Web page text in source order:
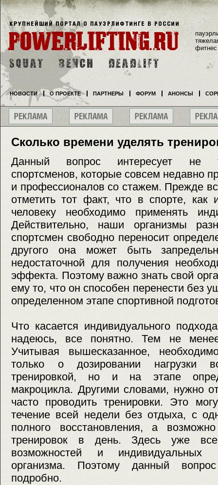
Сколько времени уделять
Данный вопрос интересует не
спортсменов, которые совсем недавно
и профессионалов со стажем. Прежде
отметить тот факт, что в спорте,
человеку необходимо применять
Действительно, наши организмы
спортсмен свободно переносит
другого она может быть
недостаточной для получения
эффекта. Поэтому важно знать свой
ему то, что он способен перенести без
определенном этапе спортивной
Что касается индивидуального
надеюсь, все понятно. Тем не
Учитывая вышесказанное,
только о дозировании нагрузки
тренировкой, но и на этапе
макроцикла. Другими словами, нужно
часто проводить тренировки. Это
течение всей недели без отдыха, с
полного восстановления, а
тренировок в день. Здесь уже
возможностей и индивидуальных
организма. Поэтому данный
подробно.
фитнес
НОВОСТИ О ПРОЕКТЕ ПАРТНЕРЫ ФОРУМ АНОНСЫ